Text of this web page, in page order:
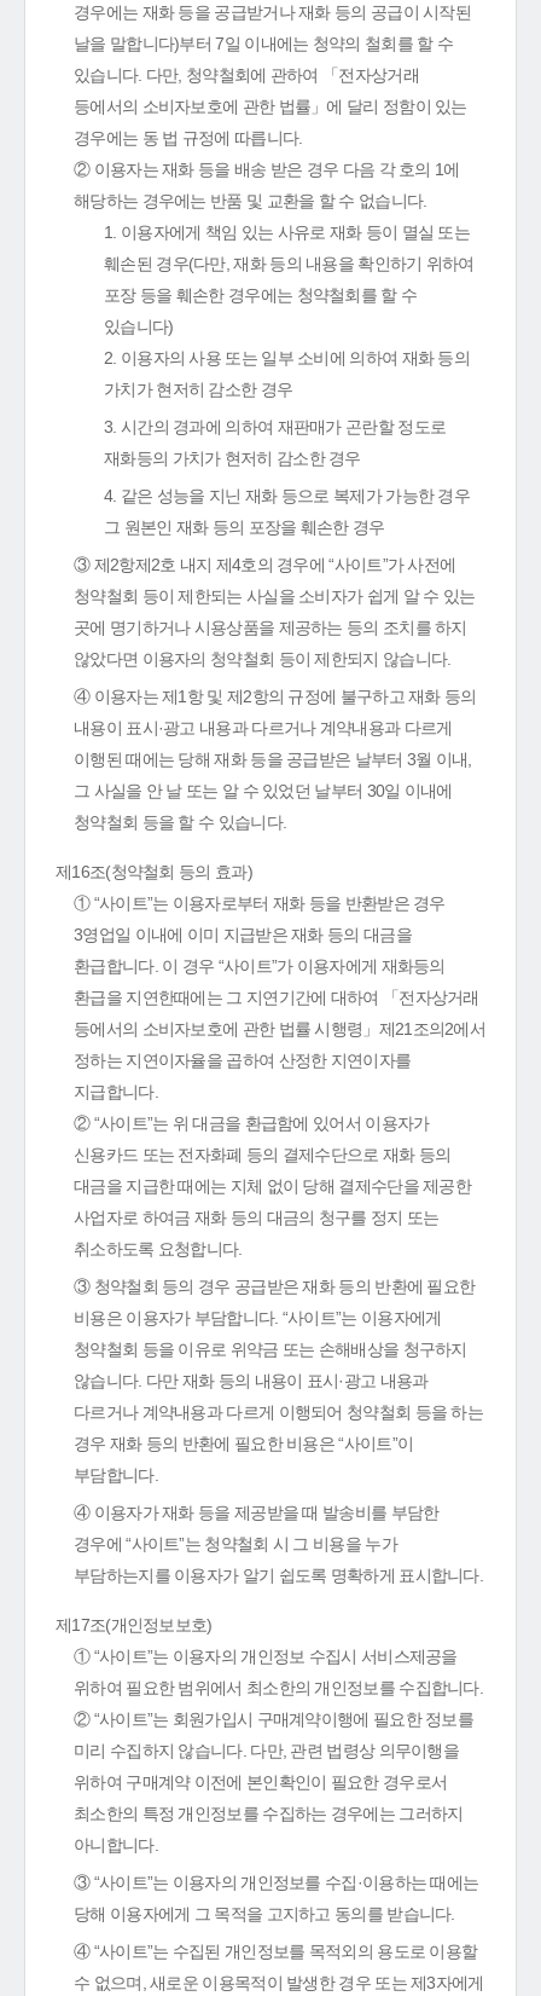
경우에는 재화 등을 공급받거나 재화 등의 공급이 시작된
날을 말합니다)부터 7일 이내에는 청약의 철회를 할 수
있습니다. 다만, 청약철회에 관하여 「전자상거래
등에서의 소비자보호에 관한 법률」에 달리 정함이 있는
경우에는 동 법 규정에 따릅니다.
② 이용자는 재화 등을 배송 받은 경우 다음 각 호의 1에
해당하는 경우에는 반품 및 교환을 할 수 없습니다.
1. 이용자에게 책임 있는 사유로 재화 등이 멸실 또는
훼손된 경우(다만, 재화 등의 내용을 확인하기 위하여
포장 등을 훼손한 경우에는 청약철회를 할 수
있습니다)
2. 이용자의 사용 또는 일부 소비에 의하여 재화 등의
가치가 현저히 감소한 경우
3. 시간의 경과에 의하여 재판매가 곤란할 정도로
재화등의 가치가 현저히 감소한 경우
4. 같은 성능을 지닌 재화 등으로 복제가 가능한 경우
그 원본인 재화 등의 포장을 훼손한 경우
③ 제2항제2호 내지 제4호의 경우에 “사이트”가 사전에
청약철회 등이 제한되는 사실을 소비자가 쉽게 알 수 있는
곳에 명기하거나 시용상품을 제공하는 등의 조치를 하지
않았다면 이용자의 청약철회 등이 제한되지 않습니다.
④ 이용자는 제1항 및 제2항의 규정에 불구하고 재화 등의
내용이 표시·광고 내용과 다르거나 계약내용과 다르게
이행된 때에는 당해 재화 등을 공급받은 날부터 3월 이내,
그 사실을 안 날 또는 알 수 있었던 날부터 30일 이내에
청약철회 등을 할 수 있습니다.
제16조(청약철회 등의 효과)
① “사이트”는 이용자로부터 재화 등을 반환받은 경우
3영업일 이내에 이미 지급받은 재화 등의 대금을
환급합니다. 이 경우 “사이트”가 이용자에게 재화등의
환급을 지연한때에는 그 지연기간에 대하여 「전자상거래
등에서의 소비자보호에 관한 법률 시행령」제21조의2에서
정하는 지연이자율을 곱하여 산정한 지연이자를
지급합니다.
② “사이트”는 위 대금을 환급함에 있어서 이용자가
신용카드 또는 전자화폐 등의 결제수단으로 재화 등의
대금을 지급한 때에는 지체 없이 당해 결제수단을 제공한
사업자로 하여금 재화 등의 대금의 청구를 정지 또는
취소하도록 요청합니다.
③ 청약철회 등의 경우 공급받은 재화 등의 반환에 필요한
비용은 이용자가 부담합니다. “사이트”는 이용자에게
청약철회 등을 이유로 위약금 또는 손해배상을 청구하지
않습니다. 다만 재화 등의 내용이 표시·광고 내용과
다르거나 계약내용과 다르게 이행되어 청약철회 등을 하는
경우 재화 등의 반환에 필요한 비용은 “사이트”이
부담합니다.
④ 이용자가 재화 등을 제공받을 때 발송비를 부담한
경우에 “사이트”는 청약철회 시 그 비용을 누가
부담하는지를 이용자가 알기 쉽도록 명확하게 표시합니다.
제17조(개인정보보호)
① “사이트”는 이용자의 개인정보 수집시 서비스제공을
위하여 필요한 범위에서 최소한의 개인정보를 수집합니다.
② “사이트”는 회원가입시 구매계약이행에 필요한 정보를
미리 수집하지 않습니다. 다만, 관련 법령상 의무이행을
위하여 구매계약 이전에 본인확인이 필요한 경우로서
최소한의 특정 개인정보를 수집하는 경우에는 그러하지
아니합니다.
③ “사이트”는 이용자의 개인정보를 수집·이용하는 때에는
당해 이용자에게 그 목적을 고지하고 동의를 받습니다.
④ “사이트”는 수집된 개인정보를 목적외의 용도로 이용할
수 없으며, 새로운 이용목적이 발생한 경우 또는 제3자에게